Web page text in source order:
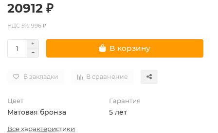
20912 ₽
НДС 5%: 996 ₽
В корзину
В закладки В сравнение
Цвет
Матовая бронза
Гарантия
5 лет
Все характеристики